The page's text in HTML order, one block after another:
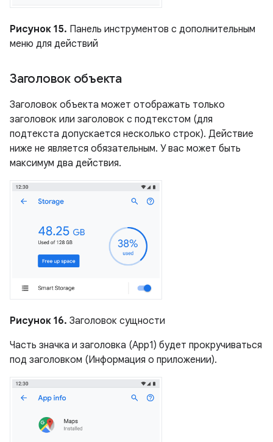
Рисунок 15. Панель инструментов с дополнительным
меню для действий
Заголовок объекта
Заголовок объекта может отображать только
заголовок или заголовок с подтекстом (для
подтекста допускается несколько строк). Действие
ниже не является обязательным. У вас может быть
максимум два действия.
Рисунок 16. Заголовок сущности
Часть значка и заголовка (App1) будет прокручиваться
под заголовком (Информация о приложении).